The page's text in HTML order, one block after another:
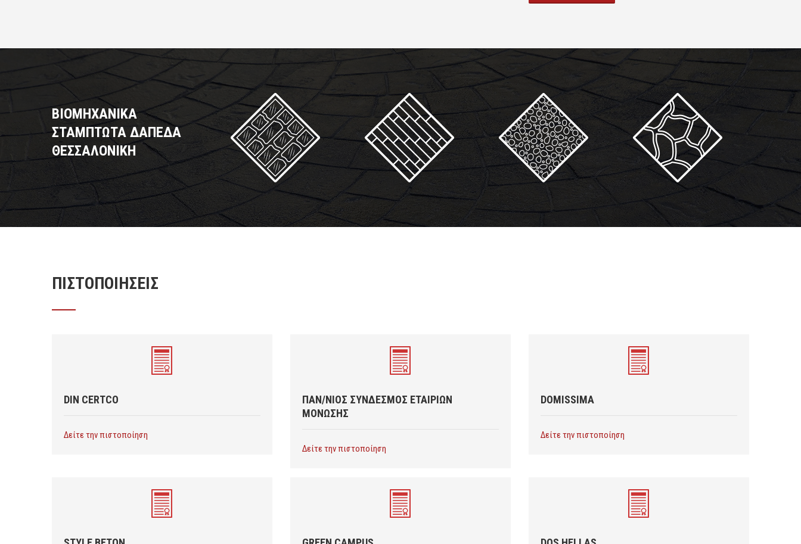
ΒΙΟΜΗΧΑΝΙΚΑ
ΣΤΑΜΠΤΩΤΑ ΔΑΠΕΔΑ
ΘΕΣΣΑΛΟΝΙΚΗ
ΠΙΣΤΟΠΟΙΗΣΕΙΣ
DIN CERTCO
Δείτε την πιστοποίηση
ΠΑΝ/ΝΙΟΣ ΣΥΝΔΕΣΜΟΣ ΕΤΑΙΡΙΩΝ
ΜΟΝΩΣΗΣ
Δείτε την πιστοποίηση
DOMISSIMA
Δείτε την πιστοποίηση